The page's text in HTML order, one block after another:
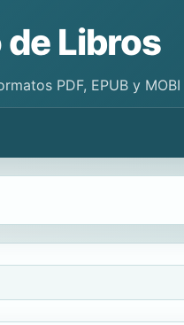
Libros
PDF, EPUB y MOBI